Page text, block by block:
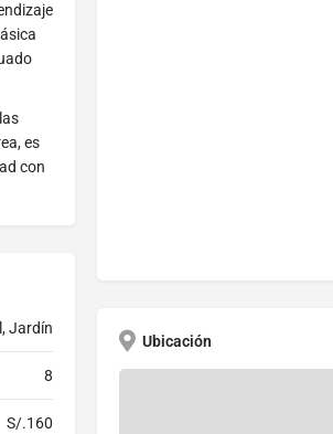
es
con
Jardín
8
S/.160
Ubicación